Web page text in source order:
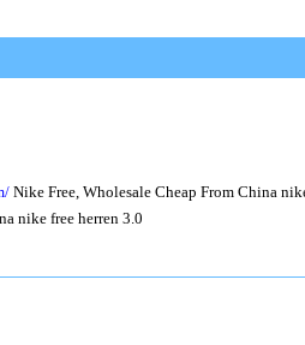
Nike Free, Wholesale Cheap From China
nike free herren 3.0